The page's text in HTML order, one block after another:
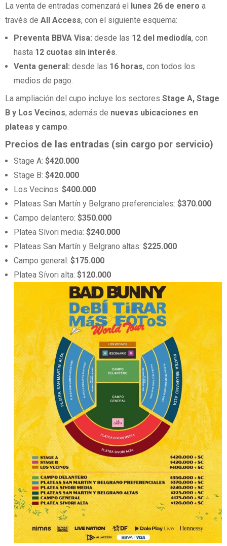
La venta de entradas comenzará el lunes 26 de enero a
través de All Access, con el siguiente esquema:
Preventa BBVA Visa: desde las 12 del mediodía, con
hasta 12 cuotas sin interés.
Venta general: desde las 16 horas, con todos los
medios de pago.
La ampliación del cupo incluye los sectores Stage A, Stage
B y Los Vecinos, además de nuevas ubicaciones en
plateas y campo.
Precios de las entradas (sin cargo por servicio)
Stage A:$420.000
Stage B:$420.000
Los Vecinos:$400.000
Plateas San Martín y Belgrano preferenciales:$370.000
Campo delantero:$350.000
Platea Sívori media:$240.000
Plateas San Martín y Belgrano altas:$225.000
Campo general:$175.000
Platea Sívori alta:$120.000